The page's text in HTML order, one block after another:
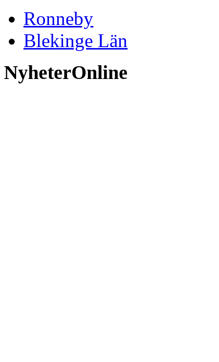
Ronneby
Blekinge Län
NyheterOnline